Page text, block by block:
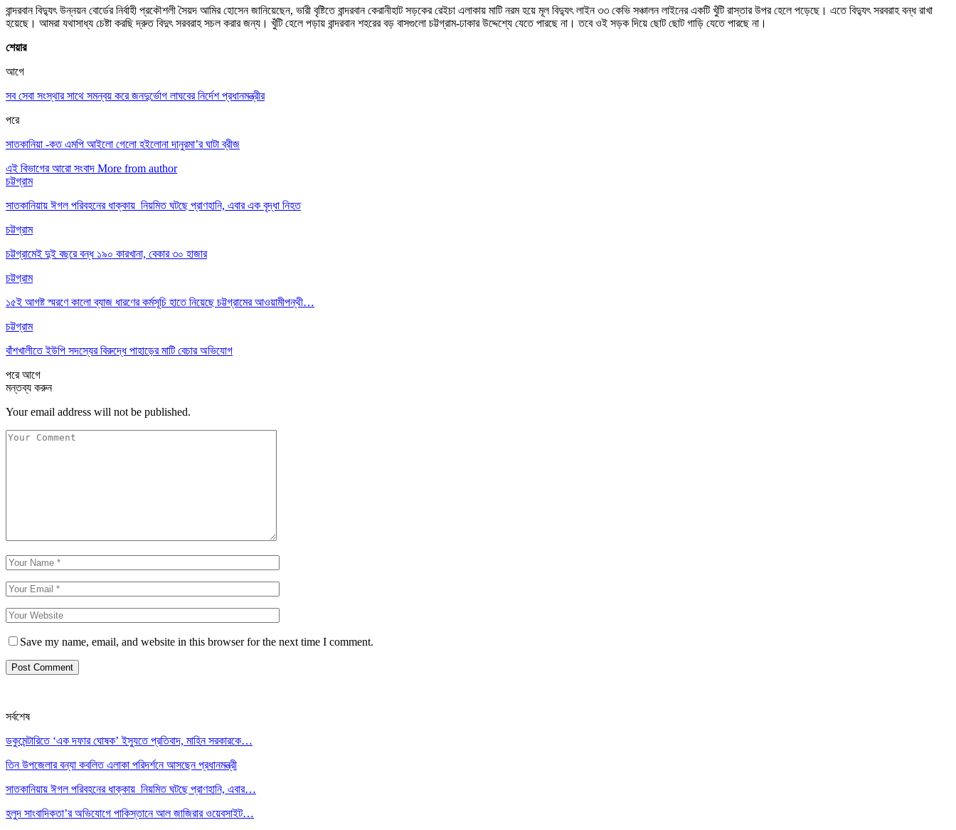
বান্দরবান বিদ্যুৎ উন্নয়ন বোর্ডের নির্বাহী প্রকৌশলী সৈয়দ আমির হোসেন জানিয়েছেন, ভারী বৃষ্টিতে বান্দরবান কেরানীহাট সড়কের রেইচা এলাকায় মাটি নরম হয়ে মূল বিদ্যুৎ লাইন ৩৩ কেভি সঞ্চালন লাইনের একটি খুঁটি রাস্তার উপর হেলে পড়েছে। এতে বিদ্যুৎ সরবরাহ বন্ধ রাখা
হয়েছে। আমরা যথাসাধ্য চেষ্টা করছি দ্রুত বিদুৎ সরবরাহ সচল করার জন্য। খুঁটি হেলে পড়ায় বান্দরবান শহরের বড় বাসগুলো চট্টগ্রাম-ঢাকার উদ্দেশ্যে যেতে পারছে না। তবে ওই সড়ক দিয়ে ছোট ছোট গাড়ি যেতে পারছে না।
শেয়ার
আগে
সব সেবা সংস্থার সাথে সমন্বয় করে জনদুর্ভোগ লাঘবের নির্দেশ প্রধানমন্ত্রীর
পরে
সাতকানিয়া -কত এমপি আইলো গেলো হইলোনা দানুরমা’র ঘাটা ব্রীজ
এই বিভাগের আরো সংবাদ More from author
চট্টগ্রাম
সাতকানিয়ায় ঈগল পরিবহনের ধাক্কায় নিয়মিত ঘটছে প্রাণহানি, এবার এক বৃদ্ধা নিহত
চট্টগ্রাম
চট্টগ্রামেই দুই বছরে বন্ধ ১৯০ কারখানা, বেকার ৩০ হাজার
চট্টগ্রাম
১৫ই আগষ্ট স্মরণে কালো ব্যাজ ধারণের কর্মসূচি হাতে নিয়েছে চট্টগ্রামের আওয়ামীপন্থী…
চট্টগ্রাম
বাঁশখালীতে ইউপি সদস্যের বিরুদ্ধে পাহাড়ের মাটি বেচার অভিযোগ
পরেআগে
মন্তব্য করুন
Your email address will not be published.
Save my name, email, and website in this browser for the next time I comment.
সর্বশেষ
ডকুমেন্টারিতে ‘এক দফার ঘোষক’ ইস্যুতে প্রতিবাদ, মাহিন সরকারকে…
তিন উপজেলার বন্যা কবলিত এলাকা পরিদর্শনে আসছেন প্রধানমন্ত্রী
সাতকানিয়ায় ঈগল পরিবহনের ধাক্কায় নিয়মিত ঘটছে প্রাণহানি, এবার…
হলুদ সাংবাদিকতা’র অভিযোগে পাকিস্তানে আল জাজিরার ওয়েবসাইট…